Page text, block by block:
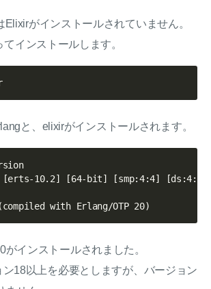
がインストールされていません。
てインストールします。
$ cinst elixir
と、elixirがインストールされます。
[erts-10.2] [64-bit] [smp:4:4]
がインストールされました。
ン18以上を必要としますが、バージョン